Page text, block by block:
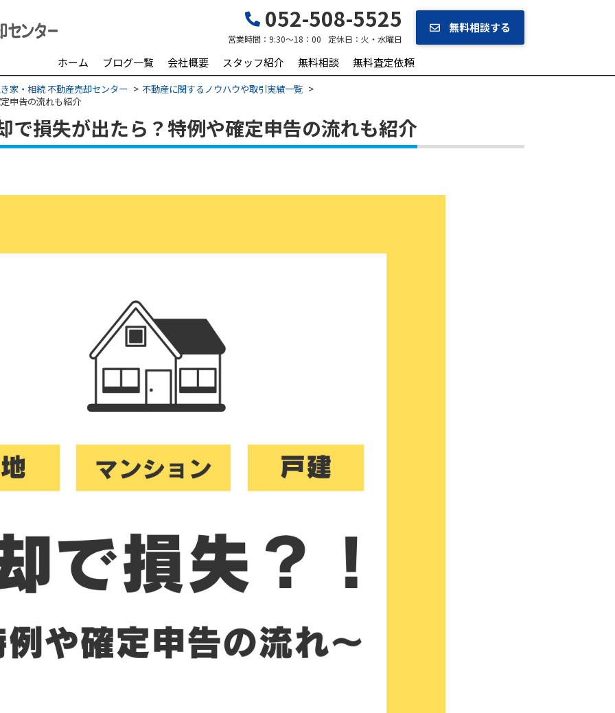
052-508-5525
営業時間： 9:30～18：00 定休日： 火・水曜日
無料相談する
ホーム ブログ一覧 会社概要 スタッフ紹介 無料相談 無料査定依頼
家・相続 不動産売却センター
不動産に関するノウハウや取引実績一覧
申告の流れも紹介
で損失が出たら？特例や確定申告の流れも紹介